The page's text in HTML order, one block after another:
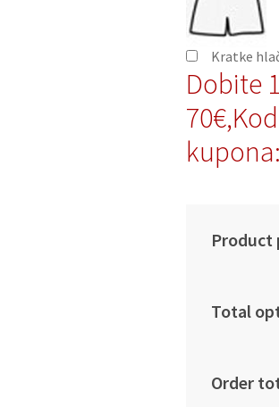
Kratke
Dobite
Product
Total
Order